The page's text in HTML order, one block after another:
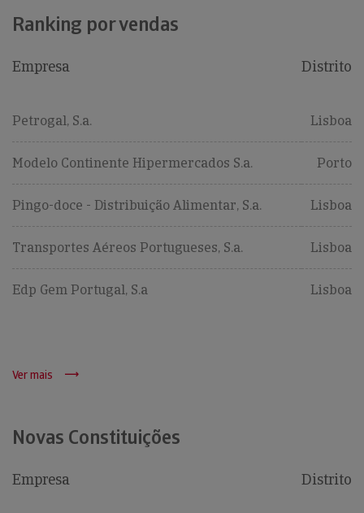
Ranking por vendas
Empresa Distrito
Petrogal, S.a. Lisboa
Modelo Continente Hipermercados S.a. Porto
Pingo-doce - Distribuição Alimentar, S.a. Lisboa
Transportes Aéreos Portugueses, S.a. Lisboa
Edp Gem Portugal, S.a Lisboa
Ver mais
Novas Constituições
Empresa Distrito